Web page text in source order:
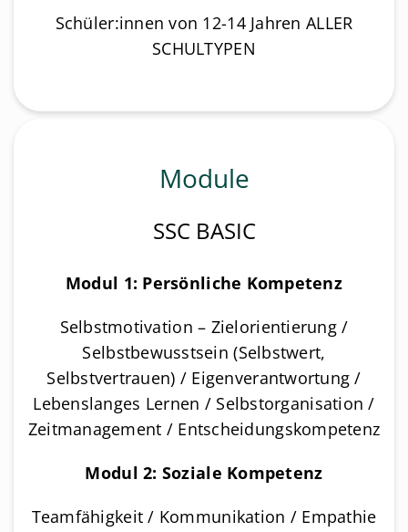
Schüler:innen von 12-14 Jahren ALLER
SCHULTYPEN
Module
SSC BASIC
Modul 1: Persönliche Kompetenz
Selbstmotivation – Zielorientierung /
Selbstbewusstsein (Selbstwert,
Selbstvertrauen) / Eigenverantwortung /
Lebenslanges Lernen / Selbstorganisation /
Zeitmanagement / Entscheidungskompetenz
Modul 2: Soziale Kompetenz
Teamfähigkeit / Kommunikation / Empathie